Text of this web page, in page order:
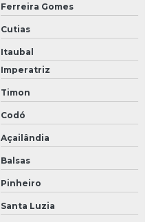
Ferreira Gomes
Cutias
Itaubal
Imperatriz
Timon
Codó
Açailândia
Balsas
Pinheiro
Santa Luzia